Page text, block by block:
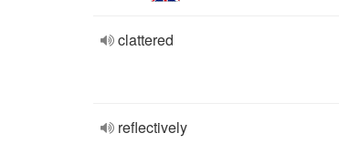
clattered
reflectively